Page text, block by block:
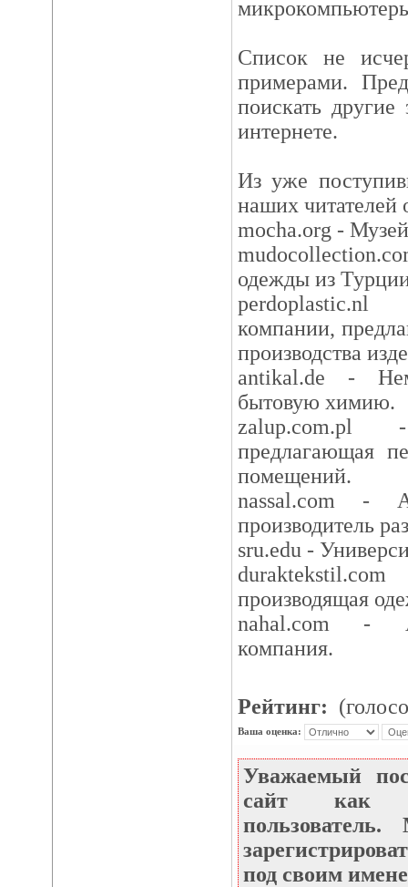
Список не
примерами.
поискать другие
интернете.
Из уже
наших читателей
mocha.org - Музей
одежды из
компании,
производства
antikal.de -
бытовую химию.
предлагающая
помещений.
nassal.com -
производитель
sru.edu -
производящая
nahal.com -
компания.
Рейтинг:
Ваша оценка:
Уважаемый
сайт как
под своим